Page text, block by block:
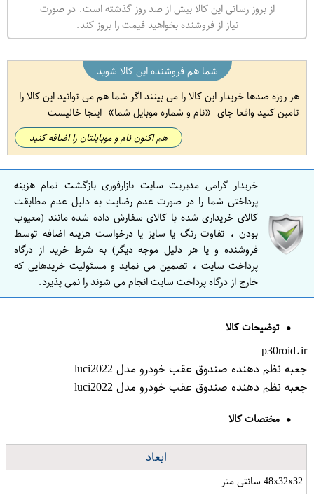
از بروز رسانی این کالا بیش از صد روز گذشته است. در صورت
نیاز از فروشنده بخواهید قیمت را بروز کند.
شما هم فروشنده این کالا شوید
هر روزه صدها خریدار این کالا را می بینند اگر شما هم می توانید این کالا را
تامین کنید واقعا جای
نام و شماره موبایل شما اینجا خالیست
هم اکنون نام و موبایلتان را اضافه کنید
خریدار گرامی مدیریت سایت بازارفوری بازگشت تمام هزینه
پرداختی شما را در صورت عدم رضایت به دلیل عدم مطابقت
کالای خریداری شده با کالای سفارش داده شده مانند (معیوب
بودن ، تفاوت رنگ یا سایز یا درخواست هزینه اضافه توسط
فروشنده و یا هر دلیل موجه دیگر) به شرط خرید از درگاه
پرداخت سایت ، تضمین می نماید و مسئولیت خریدهایی که
خارج از درگاه پرداخت سایت انجام می شوند را نمی پذیرد.
توضیحات کالا
p30roid.ir
جعبه نظم دهنده صندوق عقب خودرو مدل luci2022
جعبه نظم دهنده صندوق عقب خودرو مدل luci2022
مختصات کالا
ابعاد
48x32x32 سانتی متر